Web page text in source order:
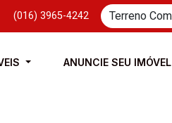
(016) 3965-4242
ANUNCIE SEU IMÓVEL